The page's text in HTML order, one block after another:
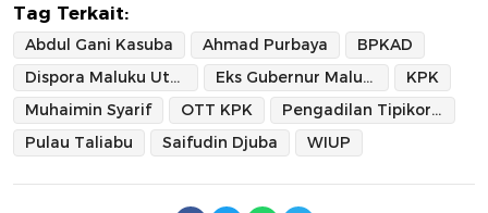
Tag Terkait:
Abdul Gani Kasuba Ahmad Purbaya
BPKAD
Dispora Maluku Utara
Eks Gubernur Maluku Utara
KPK
Muhaimin Syarif
OTT KPK
Pengadilan Tipikor Ternate
Pulau Taliabu
Saifudin Djuba WIUP